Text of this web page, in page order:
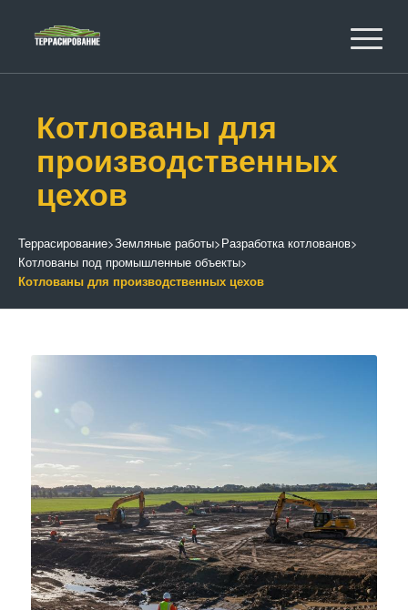
Котлованы для
производственных
цехов
Террасирование>Земляные работы>Разработка котлованов>
Котлованы под промышленные объекты>
Котлованы для производственных цехов